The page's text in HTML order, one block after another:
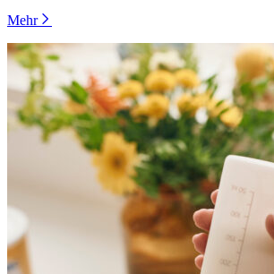
Mehr